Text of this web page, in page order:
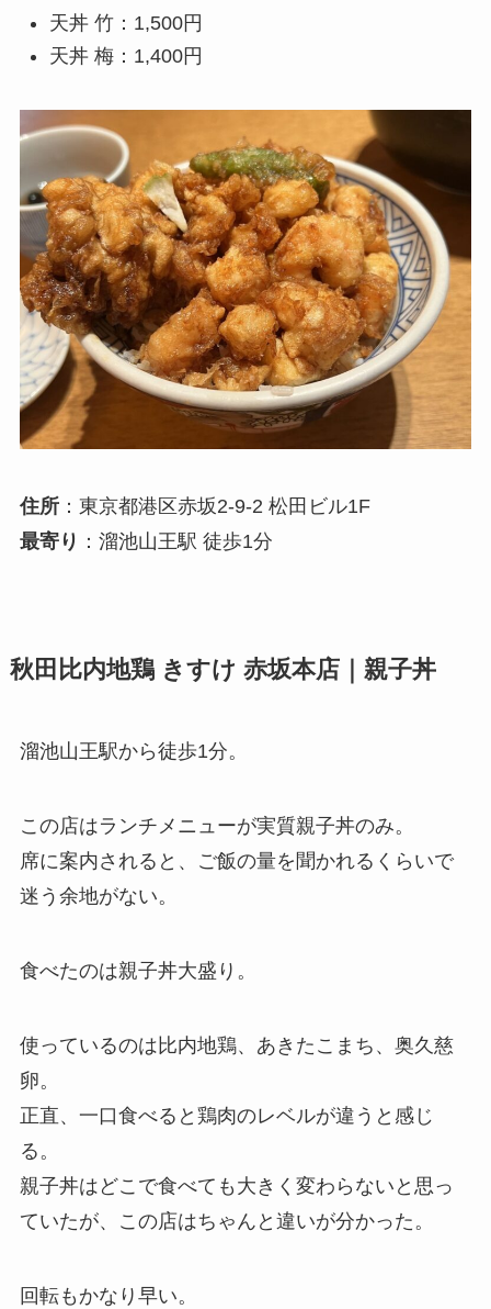
天丼 竹：1,500円
天丼 梅：1,400円
住所：東京都港区赤坂2-9-2 松田ビル1F
最寄り ：溜池山王駅 徒歩1分
秋田比内地鶏 きすけ 赤坂本店｜親子丼
溜池山王駅から徒歩1分。
この店はランチメニューが実質親子丼のみ。
席に案内されると、ご飯の量を聞かれるくらいで
迷う余地がない。
食べたのは親子丼大盛り。
使っているのは比内地鶏、あきたこまち、奥久慈
卵。
正直、一口食べると鶏肉のレベルが違うと感じ
る。
親子丼はどこで食べても大きく変わらないと思っ
ていたが、この店はちゃんと違いが分かった。
回転もかなり早い。